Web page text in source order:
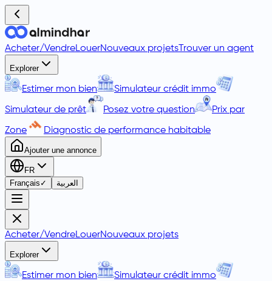
Acheter/VendreLouerNouveaux projets Trouver un agent
Explorer
Estimer mon bien Simulateur crédit immo
Simulateur de prêt Posez votre question Prix par
Zone Diagnostic de performance habitable
Ajouter une annonce
FR
Français ✓ العربية
Acheter/VendreLouerNouveaux projets
Explorer
Estimer mon bien Simulateur crédit immo